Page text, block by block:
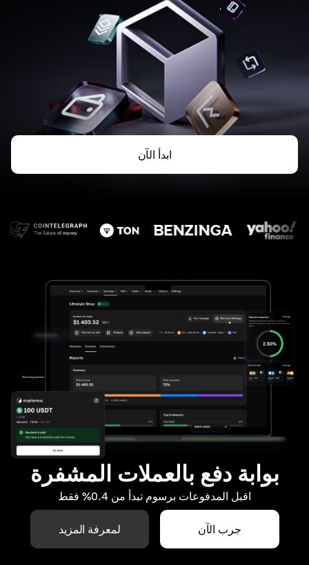
ابدأ الآن
بوابة دفع بالعملات المشفرة
اقبل المدفوعات برسوم تبدأ من 0.4% فقط
جرب الآن لمعرفة المزيد